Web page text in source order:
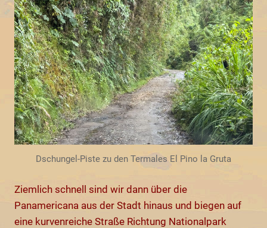
Dschungel-Piste zu den Termales El Pino la Gruta
Ziemlich schnell sind wir dann über die
Panamericana aus der Stadt hinaus und biegen auf
eine kurvenreiche Straße Richtung Nationalpark